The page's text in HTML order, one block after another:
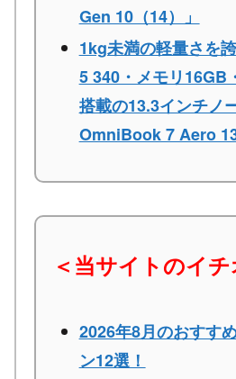
Gen 10（14）」
1kg未満の軽量さを
5 340・メモリ16GB
搭載の13.3インチノ
OmniBook 7 Aero
＜当サイトのイ
2026年8月のおすす
ン12選！